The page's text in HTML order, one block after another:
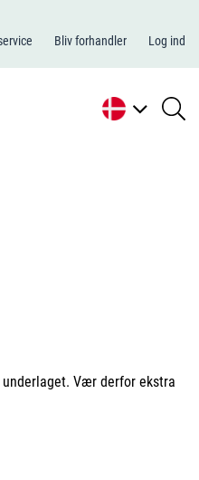
Bliv forhandler Log ind
underlaget. Vær derfor ekstra